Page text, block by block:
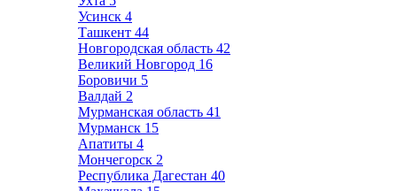
Усинск 4
Ташкент 44
Новгородская область 42
Великий Новгород 16
Боровичи 5
Валдай 2
Мурманская область 41
Мурманск 15
Апатиты 4
Мончегорск 2
Республика Дагестан 40